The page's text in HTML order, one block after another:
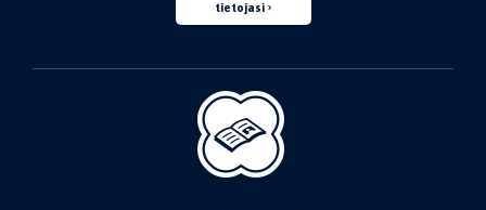
tietojasi